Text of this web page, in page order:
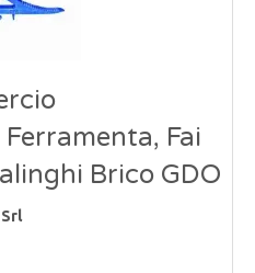
Fai
Brico GDO
Srl